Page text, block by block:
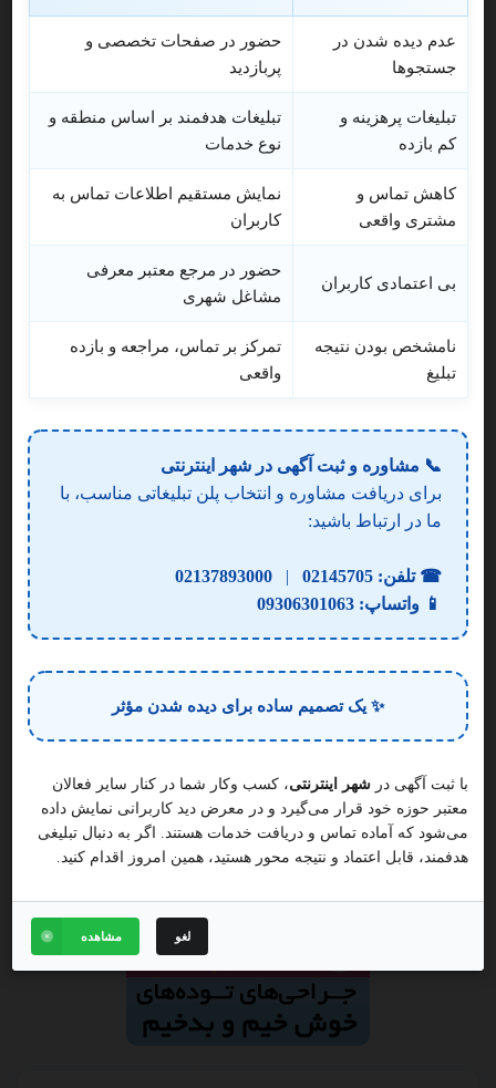
تماس بیشتر
8 ظروف کرایه و تجهیزات مجالس خاطره
تشریفات مجالس و ظروف کرایه
ظروف کرایه و تجهیزات مجالس
خاطره ارائه انواع میز، صندلی،ظروف چینی و سیلور , تم تولد
ایران، استان تهران، تهران، یازدهم، منطقه ۵ شهر تهران، جنت‌
عدم دیده شدن در
جستجوها
حضور در صفحات تخصصی و
پربازدید
تبلیغات پرهزینه و
کم بازده
تبلیغات هدفمند بر اساس منطقه و
نوع خدمات
کاهش تماس و
مشتری واقعی
نمایش مستقیم اطلاعات تماس به
کاربران
بی اعتمادی کاربران
حضور در مرجع معتبر معرفی
مشاغل شهری
نامشخص بودن نتیجه
تبلیغ
تمرکز بر تماس، مراجعه و بازده
واقعی
📞 مشاوره و ثبت آگهی در شهر اینترنتی
برای دریافت مشاوره و انتخاب پلن تبلیغاتی مناسب، با
ما در ارتباط باشید:
☎ تلفن: 02145705
|
02137893000
📱 واتساپ: 09306301063
✨ یک تصمیم ساده برای دیده شدن مؤثر
با ثبت آگهی درشهر اینترنتی، کسب وکار شما در کنار سایر فعالان
معتبر حوزه خود قرار می‌گیرد و در معرض دید کاربرانی نمایش داده
می‌شود که آماده تماس و دریافت خدمات هستند. اگر به دنبال تبلیغی
هدفمند، قابل اعتماد و نتیجه محور هستید، همین امروز اقدام کنید.
لغو مشاهده